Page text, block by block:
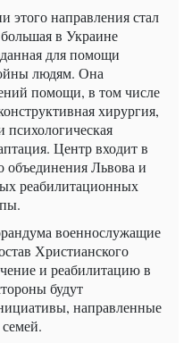
этого направления стал
в Украине
для помощи
людям. Она
помощи, в том числе
хирургия,
психологическая
Центр входит в
объединения Львова и
реабилитационных
военнослужащие
Христианского
и реабилитацию в
будут
направленные